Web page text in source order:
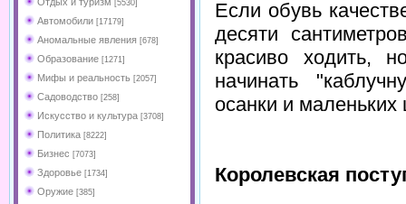
[5530]
Автомобили [17179]
Аномальные явления [678]
Образование [1271]
Мифы и реальность [2057]
Садоводство [258]
Искусство и культура [3708]
Политика [8222]
Бизнес [7073]
Здоровье [1734]
Оружие [385]
Если обувь
десяти
красиво ходить,
начинать
осанки и маленьких
Королевская